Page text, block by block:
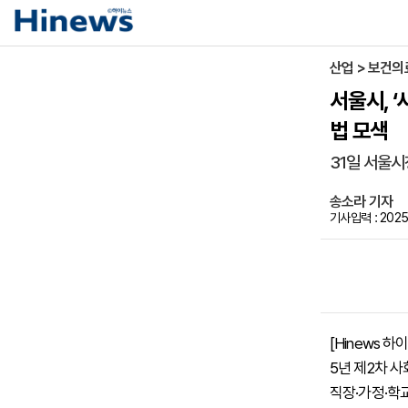
산업 > 보건의
서울시, ‘
법 모색
31일 서울
송소라 기자
기사입력 :
[Hinews 하
5년 제2차 사
직장·가정·